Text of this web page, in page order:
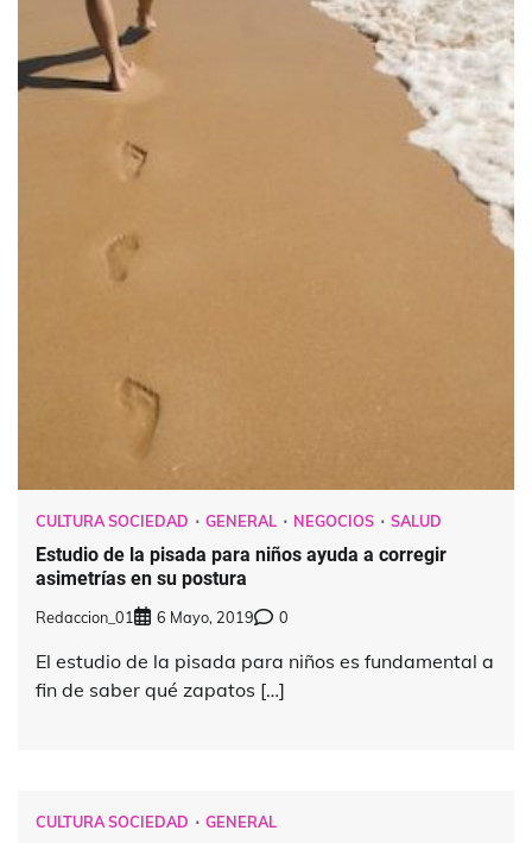
CULTURA SOCIEDAD GENERAL NEGOCIOS SALUD
Estudio de la pisada para niños ayuda a corregir
asimetrías en su postura
Redaccion_01 6 Mayo, 2019 0
El estudio de la pisada para niños es fundamental a
fin de saber qué zapatos […]
CULTURA SOCIEDAD GENERAL